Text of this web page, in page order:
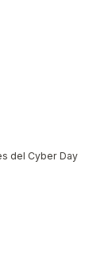
del Cyber Day